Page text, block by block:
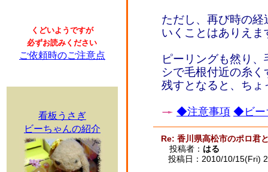
くどいようですが
必ずお読みください
ご依頼時のご注意点
看板うさぎ
ビーちゃんの紹介
ただし、再び時の
いくことはありえま
ピーリングも然り
シで毛根付近の糸
残すとなると、ち
◆注意事項 ◆ビー
Re: 香川県高松市のポロ君
投稿者： はる
投稿日：2010/10/15(Fri)